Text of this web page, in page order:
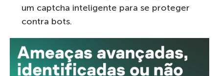
um captcha inteligente para se proteger
contra bots.